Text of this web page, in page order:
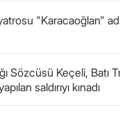
"Karacaoğlan"
Sözcüsü Keçeli, Batı
saldırıyı kınadı